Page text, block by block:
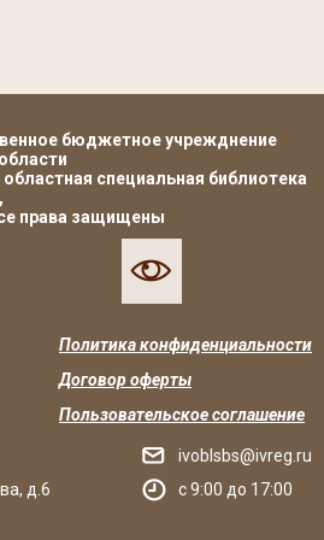
бюджетное учрежднение
областная специальная библиотека
права защищены
Политика конфиденциальности
Договор оферты
Пользовательское соглашение
д.6
ivoblsbs@ivreg.ru
c 9:00 до 17:00